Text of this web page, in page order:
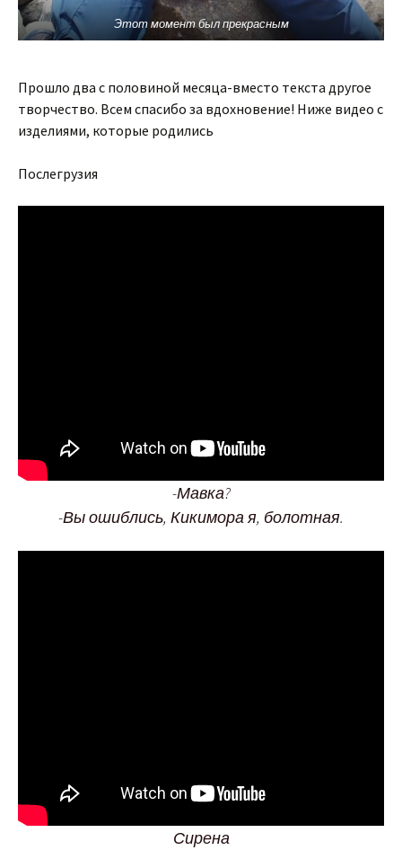
Этот момент был прекрасным
Прошло два с половиной месяца-вместо текста другое
творчество. Всем спасибо за вдохновение! Ниже видео с
изделиями, которые родились
Послегрузия
-Мавка?
-Вы ошиблись, Кикимора я, болотная.
Сирена